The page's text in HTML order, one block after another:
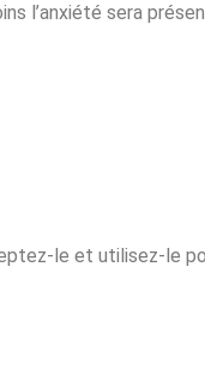
l’anxiété sera
le et utilisez-le